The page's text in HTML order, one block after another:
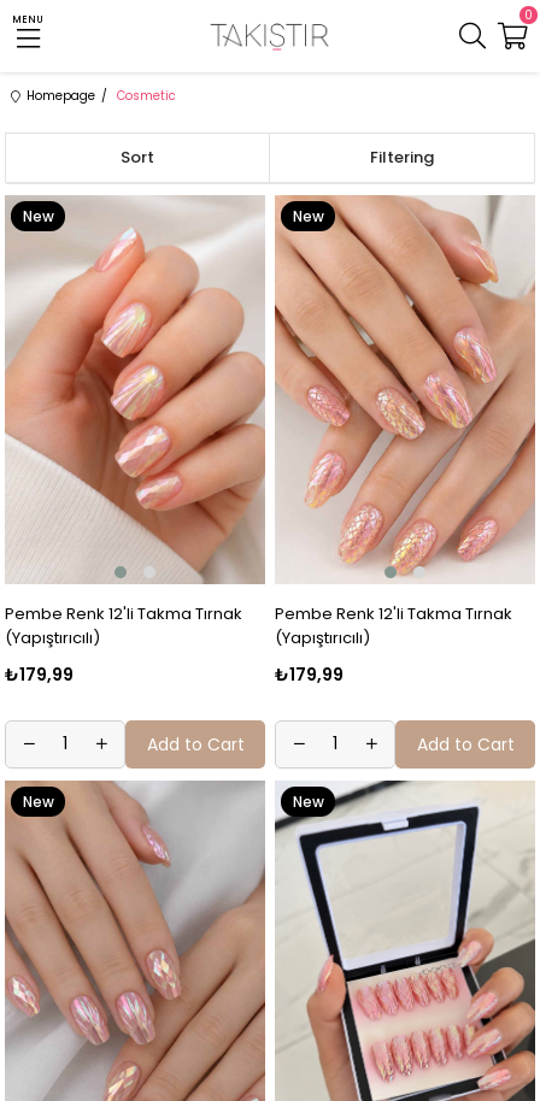
MENU 0
Homepage Cosmetic
Filtering
Sort
Pembe Renk 12'li Takma Tırnak
(Yapıştırıcılı)
₺179,99
New
Add to Cart
Pembe Renk 12'li Takma Tırnak
(Yapıştırıcılı)
₺179,99
New
Item
Add to Cart
New
New
Item